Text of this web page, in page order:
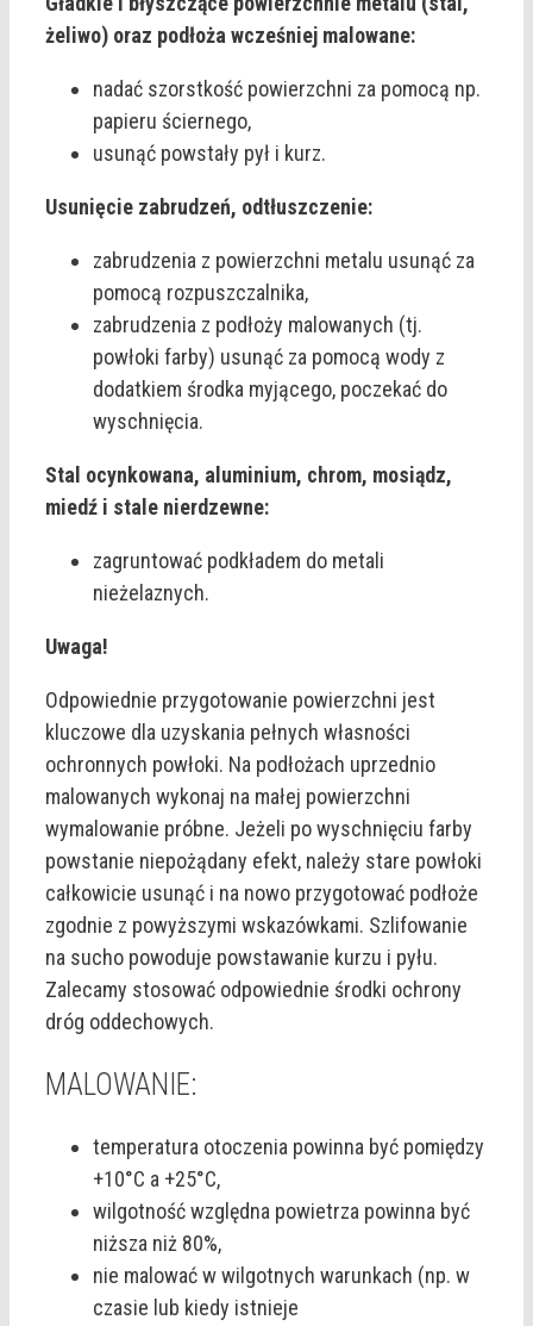
żeliwo) oraz podłoża wcześniej malowane:
nadać szorstkość powierzchni za pomocą np.
papieru ściernego,
usunąć powstały pył i kurz.
Usunięcie zabrudzeń, odtłuszczenie:
zabrudzenia z powierzchni metalu usunąć za
pomocą rozpuszczalnika,
zabrudzenia z podłoży malowanych (tj.
powłoki farby) usunąć za pomocą wody z
dodatkiem środka myjącego, poczekać do
wyschnięcia.
Stal ocynkowana, aluminium, chrom, mosiądz,
miedź i stale nierdzewne:
zagruntować podkładem do metali
nieżelaznych.
Uwaga!
Odpowiednie przygotowanie powierzchni jest
kluczowe dla uzyskania pełnych własności
ochronnych powłoki. Na podłożach uprzednio
malowanych wykonaj na małej powierzchni
wymalowanie próbne. Jeżeli po wyschnięciu farby
powstanie niepożądany efekt, należy stare powłoki
całkowicie usunąć i na nowo przygotować podłoże
zgodnie z powyższymi wskazówkami. Szlifowanie
na sucho powoduje powstawanie kurzu i pyłu.
Zalecamy stosować odpowiednie środki ochrony
dróg oddechowych.
MALOWANIE:
temperatura otoczenia powinna być pomiędzy
+10°C a +25°C,
wilgotność względna powietrza powinna być
niższa niż 80%,
nie malować w wilgotnych warunkach (np. w
czasie lub kiedy istnieje